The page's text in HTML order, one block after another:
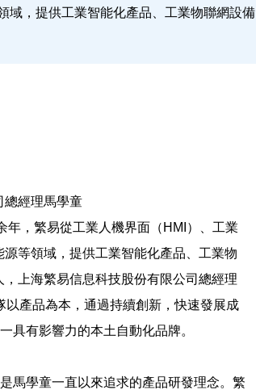
域，提供工業智能化產品、工業物聯網設備
總經理馬學童
年，繁易從工業人機界面（HMI）、工業
等領域，提供工業智能化產品、工業物
上海繁易信息科技股份有限公司總經理
產品為本，通過持續創新，快速發展成
具有影響力的本土自動化品牌。
馬學童一直以來追求的產品研發理念。繁